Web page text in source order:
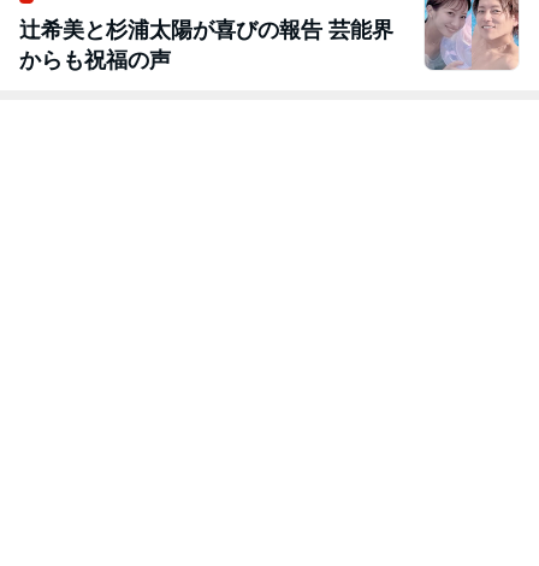
辻希美と杉浦太陽が喜びの報告 芸能界
からも祝福の声